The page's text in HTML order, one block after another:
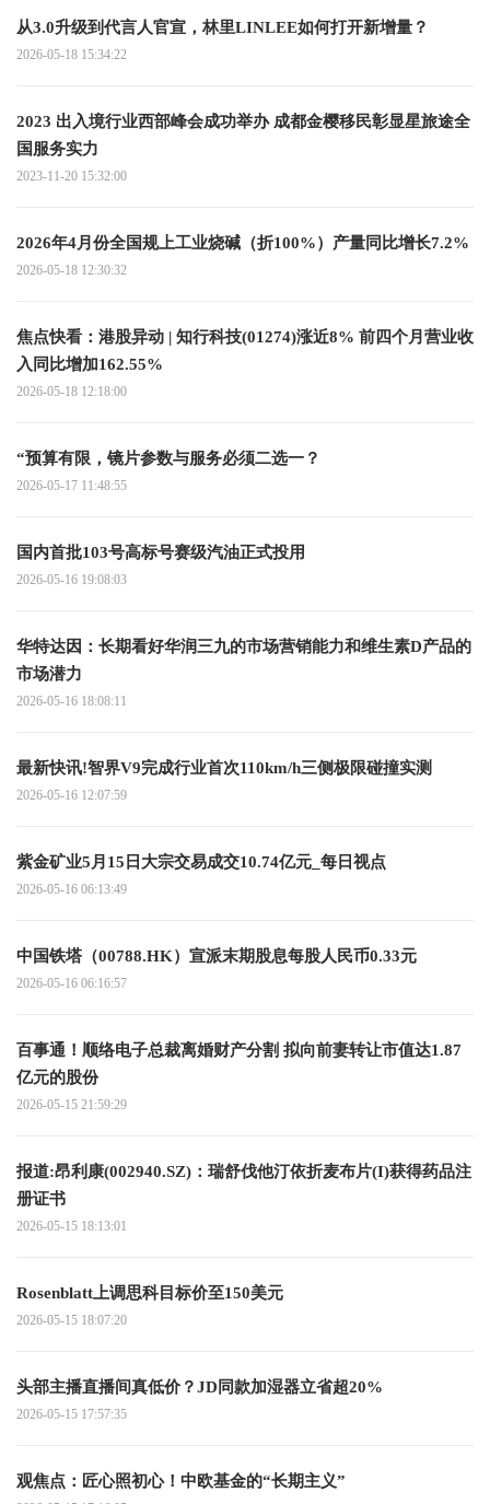
从3.0升级到代言人官宣，林里LINLEE如何打开新增量？
2026-05-18 15:34:22
2023 出入境行业西部峰会成功举办 成都金樱移民彰显星旅途全
国服务实力
2023-11-20 15:32:00
2026年4月份全国规上工业烧碱（折100%）产量同比增长7.2%
2026-05-18 12:30:32
焦点快看：港股异动 | 知行科技(01274)涨近8% 前四个月营业收
入同比增加162.55%
2026-05-18 12:18:00
“预算有限，镜片参数与服务必须二选一？
2026-05-17 11:48:55
国内首批103号高标号赛级汽油正式投用
2026-05-16 19:08:03
华特达因：长期看好华润三九的市场营销能力和维生素D产品的
市场潜力
2026-05-16 18:08:11
最新快讯!智界V9完成行业首次110km/h三侧极限碰撞实测
2026-05-16 12:07:59
紫金矿业5月15日大宗交易成交10.74亿元_每日视点
2026-05-16 06:13:49
中国铁塔（00788.HK）宣派末期股息每股人民币0.33元
2026-05-16 06:16:57
百事通！顺络电子总裁离婚财产分割 拟向前妻转让市值达1.87
亿元的股份
2026-05-15 21:59:29
报道:昂利康(002940.SZ)：瑞舒伐他汀依折麦布片(I)获得药品注
册证书
2026-05-15 18:13:01
Rosenblatt上调思科目标价至150美元
2026-05-15 18:07:20
头部主播直播间真低价？JD同款加湿器立省超20%
2026-05-15 17:57:35
观焦点：匠心照初心！中欧基金的“长期主义”